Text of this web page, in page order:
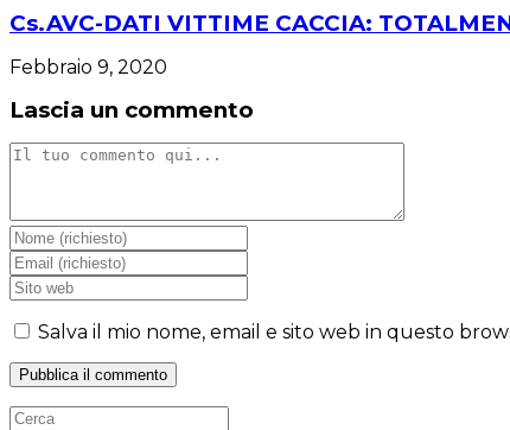
Cs.AVC-DATI VITTIME CACCIA:
Febbraio 9, 2020
Lascia un commento
Commento
Inserisci
il
tuo
nome
o
utente
per
commentare
Inserisci
il
tuo
indirizzo
per
Inserisci
l'URL
del
web
Salva il mio nome, email e sito web in questo